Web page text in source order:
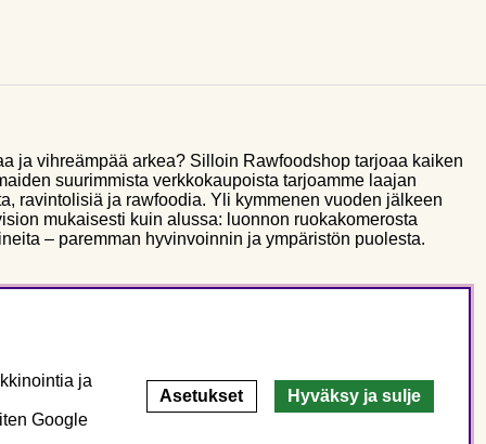
ja vihreämpää arkea? Silloin Rawfoodshop tarjoaa kaiken
suurimmista verkkokaupoista tarjoamme laajan
ravintolisiä ja rawfoodia. Yli kymmenen vuoden jälkeen
mukaisesti kuin alussa: luonnon ruokakomerosta
– paremman hyvinvoinnin ja ympäristön puolesta.
ja
Google
Asetukset Hyväksy ja sulje